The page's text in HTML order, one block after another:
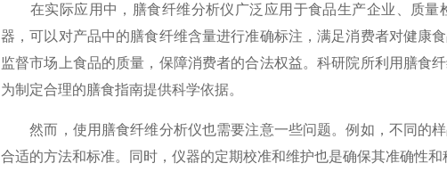
在实际应用中，膳食纤维分析仪广泛应用于食品生产企业、质量
器，可以对产品中的膳食纤维含量进行准确标注，满足消费者对健康
监督市场上食品的质量，保障消费者的合法权益。科研院所利用膳食
为制定合理的膳食指南提供科学依据。
然而，使用膳食纤维分析仪也需要注意一些问题。例如，不同的
合适的方法和标准。同时，仪器的定期校准和维护也是确保其准确性和